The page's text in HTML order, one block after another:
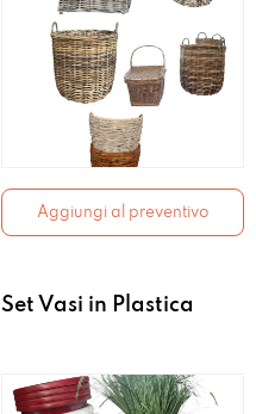
Aggiungi al preventivo
Set Vasi in Plastica